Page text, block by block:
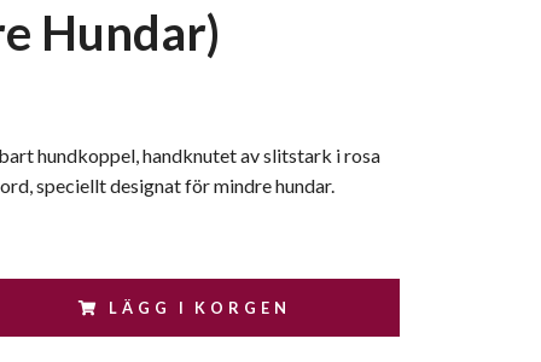
Hundar)
hundkoppel, handknutet av slitstark i rosa
speciellt designat för mindre hundar.
LÄGG I KORGEN